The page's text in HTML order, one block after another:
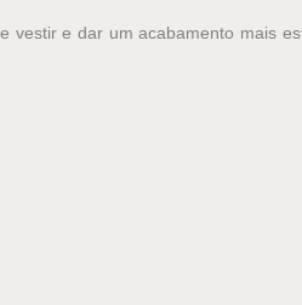
e dar um acabamento mais